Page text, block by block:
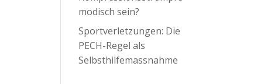
modisch sein?
Sportverletzungen: Die
PECH-Regel als
Selbsthilfemassnahme